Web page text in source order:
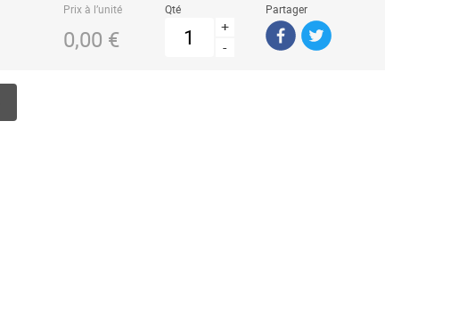
Prix à l’unité
0,00 €
Qté
+
-
Partager